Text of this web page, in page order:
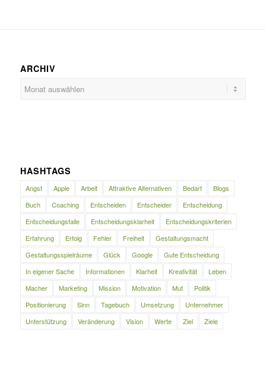
ARCHIV
HASHTAGS
Angst Apple Arbeit Attraktive Alternativen Bedarf
Blogs
Buch
Coaching Entscheiden Entscheider
Entscheidung
Entscheidungsfalle
Entscheidungsklarheit
Entscheidungskriterien
Erfahrung
Erfolg Fehler Freiheit
Gestaltungsmacht
Gestaltungsspielräume
Glück Google
Gute Entscheidung
In eigener Sache
Informationen Klarheit Kreativität
Leben
Macher
Marketing Mission Motivation Mut
Politik
Positionierung
Sinn Tagebuch Umsetzung
Unternehmer
Unterstützung
Veränderung Vision Werte Ziel Ziele